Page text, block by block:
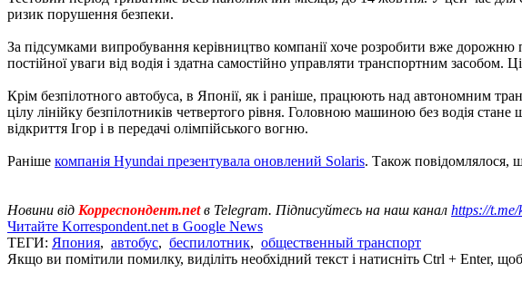
ризик порушення безпеки.
За підсумками випробування керівництво компанії хоче розробити вже дорожню
постійної уваги від водія і здатна самостійно управляти транспортним
Крім безпілотного автобуса, в Японії, як і раніше, працюють над автономним
цілу лінійку безпілотників четвертого рівня. Головною машиною без водія
відкриття Ігор і в передачі олімпійського вогню.
Раніше компанія Hyundai презентувала оновлений Solaris. Також повідомлялося,
Новини від Корреспондент.netв Telegram. Підписуйтесь на наш канал https://t.me/
Читайте Korrespondent.net в Google News
ТЕГИ: Япония, автобус, беспилотник, общественный транспорт
Якщо ви помітили помилку, виділіть необхідний текст і натисніть Ctrl + Enter,